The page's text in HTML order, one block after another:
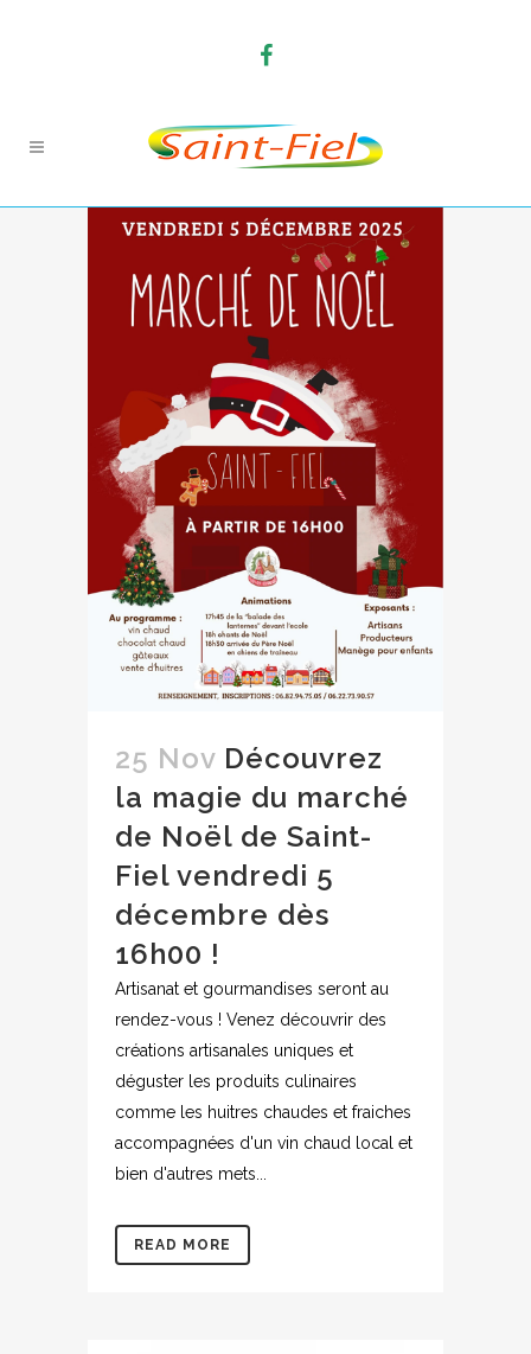
25 Nov Découvrez
la magie du marché
de Noël de Saint-
Fiel vendredi 5
décembre dès
16h00 !
Artisanat et gourmandises seront au
rendez-vous ! Venez découvrir des
créations artisanales uniques et
déguster les produits culinaires
comme les huitres chaudes et fraiches
accompagnées d'un vin chaud local et
bien d'autres mets...
READ MORE